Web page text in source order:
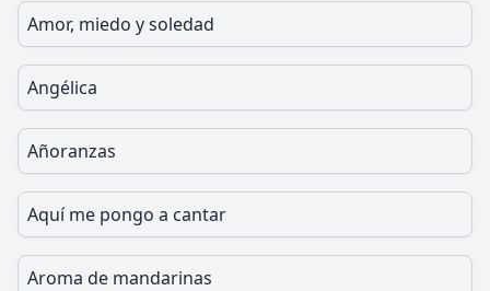
Amor, miedo y soledad
Angélica
Añoranzas
Aquí me pongo a cantar
Aroma de mandarinas